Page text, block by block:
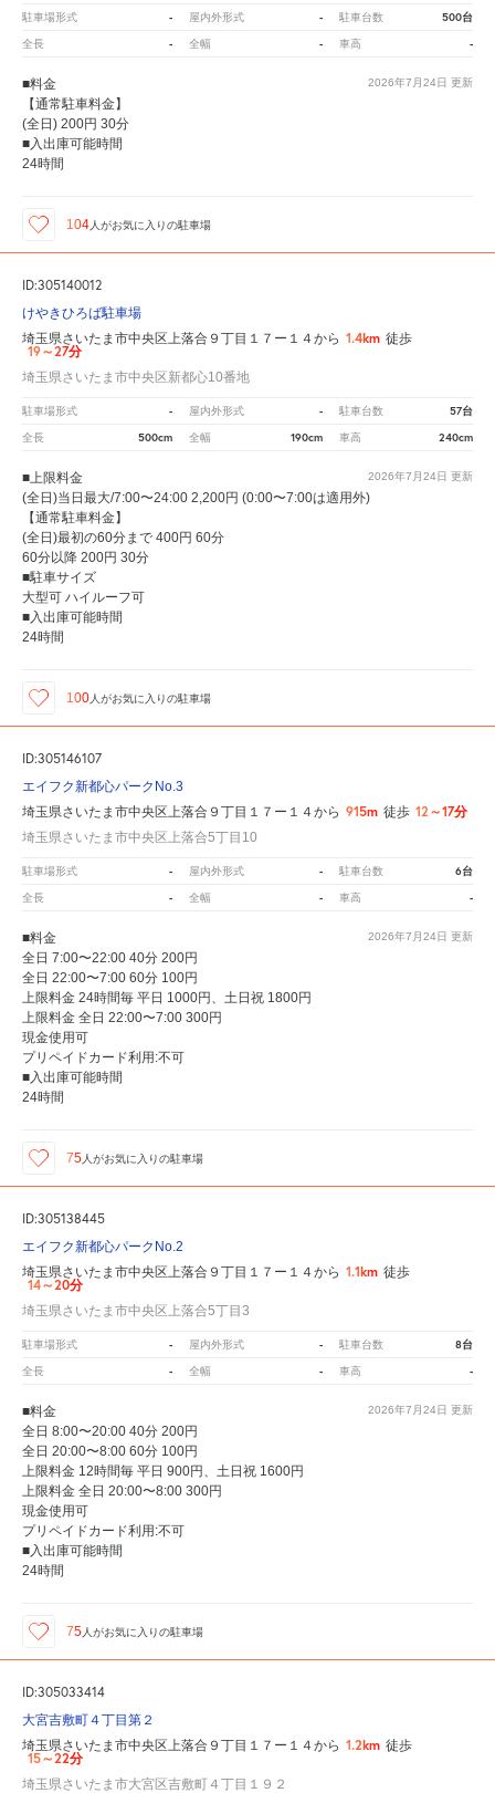
駐車場形式 - 屋内外形式 - 駐車台数 500台
全長 - 全幅 - 車高 -
2026年7月24日 更新
■料金
【通常駐車料金】
(全日) 200円 30分
■入出庫可能時間
24時間
104 人がお気に入りの駐車場
ID:305140012
けやきひろば駐車場
埼玉県さいたま市中央区上落合９丁目１７ー１４から 1.4km 徒歩
19～27分
埼玉県さいたま市中央区新都心10番地
駐車場形式 - 屋内外形式 - 駐車台数 57台
全長 500cm 全幅 190cm 車高 240cm
2026年7月24日 更新
■上限料金
(全日)当日最大/7:00〜24:00 2,200円 (0:00〜7:00は適用外)
【通常駐車料金】
(全日)最初の60分まで 400円 60分
60分以降 200円 30分
■駐車サイズ
大型可 ハイルーフ可
■入出庫可能時間
24時間
100 人がお気に入りの駐車場
ID:305146107
エイフク新都心パークNo.3
埼玉県さいたま市中央区上落合９丁目１７ー１４から 915m 徒歩 12～17分
埼玉県さいたま市中央区上落合5丁目10
駐車場形式 - 屋内外形式 - 駐車台数 6台
全長 - 全幅 - 車高 -
2026年7月24日 更新
■料金
全日 7:00〜22:00 40分 200円
全日 22:00〜7:00 60分 100円
上限料金 24時間毎 平日 1000円、土日祝 1800円
上限料金 全日 22:00〜7:00 300円
現金使用可
プリペイドカード利用:不可
■入出庫可能時間
24時間
75 人がお気に入りの駐車場
ID:305138445
エイフク新都心パークNo.2
埼玉県さいたま市中央区上落合９丁目１７ー１４から 1.1km 徒歩
14～20分
埼玉県さいたま市中央区上落合5丁目3
駐車場形式 - 屋内外形式 - 駐車台数 8台
全長 - 全幅 - 車高 -
2026年7月24日 更新
■料金
全日 8:00〜20:00 40分 200円
全日 20:00〜8:00 60分 100円
上限料金 12時間毎 平日 900円、土日祝 1600円
上限料金 全日 20:00〜8:00 300円
現金使用可
プリペイドカード利用:不可
■入出庫可能時間
24時間
75 人がお気に入りの駐車場
ID:305033414
大宮吉敷町４丁目第２
埼玉県さいたま市中央区上落合９丁目１７ー１４から 1.2km 徒歩
15～22分
埼玉県さいたま市大宮区吉敷町４丁目１９２